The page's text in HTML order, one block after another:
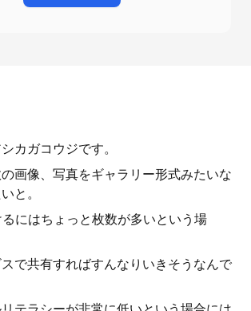
カガコウジです。
画像、写真をギャラリー形式みたいな
と。
にはちょっと枚数が多いという場
で共有すればすんなりいきそうなんで